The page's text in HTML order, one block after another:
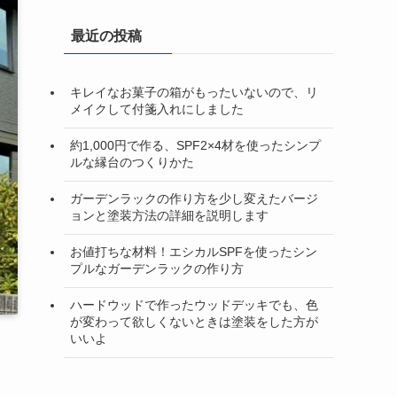
最近の投稿
キレイなお菓子の箱がもったいないので、リ
メイクして付箋入れにしました
約1,000円で作る、SPF2×4材を使ったシンプ
ルな縁台のつくりかた
ガーデンラックの作り方を少し変えたバージ
ョンと塗装方法の詳細を説明します
お値打ちな材料！エシカルSPFを使ったシン
プルなガーデンラックの作り方
ハードウッドで作ったウッドデッキでも、色
が変わって欲しくないときは塗装をした方が
いいよ